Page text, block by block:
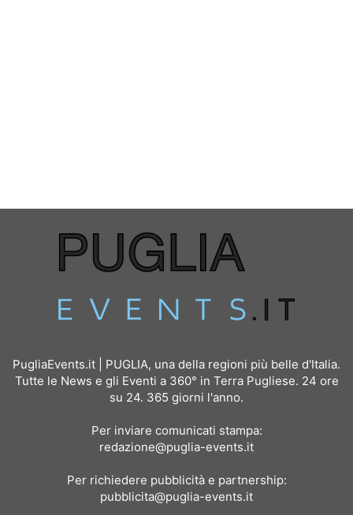
PugliaEvents.it | PUGLIA, una della regioni più belle d'Italia.
Tutte le News e gli Eventi a 360° in Terra Pugliese. 24 ore
su 24. 365 giorni l'anno.
Per inviare comunicati stampa:
redazione@puglia-events.it
Per richiedere pubblicità e partnership:
pubblicita@puglia-events.it